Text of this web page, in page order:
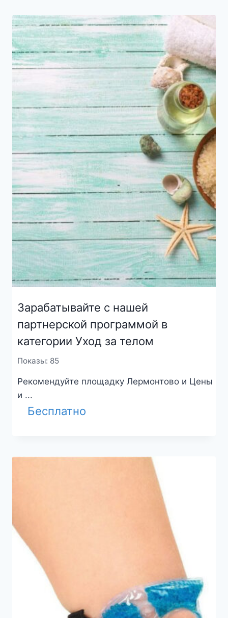
возрастанию
Зарабатывайте с нашей
партнерской программой в
категории Уход за телом
Показы: 85
Рекомендуйте площадку Лермонтово и Цены
и ...
Бесплатно